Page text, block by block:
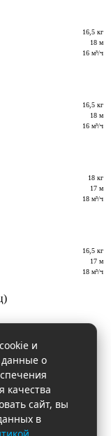
16,5 кг
18 м
16 м³/ч
16,5 кг
18 м
16 м³/ч
18 кг
17 м
18 м³/ч
16,5 кг
17 м
18 м³/ч
и
данные о
качества
сайт, вы
в